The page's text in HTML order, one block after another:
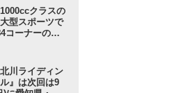
な……!? 【スズ
！ のイベント
クラスの
型スポーツで
コーナーの
GSX-
ンプレ・レビ
】
川ライディン
』は次回は9